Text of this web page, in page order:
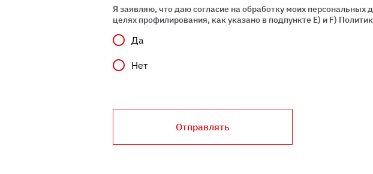
Я заявляю, что даю согласие на обработку моих персональных
целях профилирования, как указано в подпункте E) и F)
Да
Нет
Отправлять